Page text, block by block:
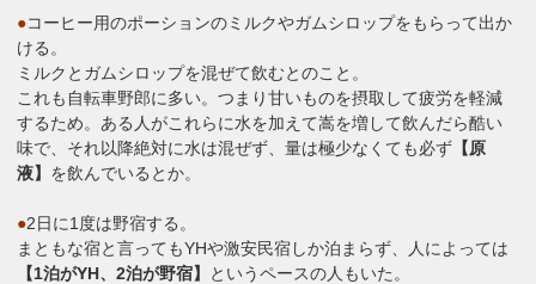
●コーヒー用のポーションのミルクやガムシロップをもらって出か
ける。
ミルクとガムシロップを混ぜて飲むとのこと。
これも自転車野郎に多い。つまり甘いものを摂取して疲労を軽減
するため。ある人がこれらに水を加えて嵩を増して飲んだら酷い
味で、それ以降絶対に水は混ぜず、量は極少なくても必ず 【原
液】 を飲んでいるとか。
●2日に1度は野宿する。
まともな宿と言ってもYHや激安民宿しか泊まらず、人によっては
【1泊がYH、2泊が野宿】 というペースの人もいた。